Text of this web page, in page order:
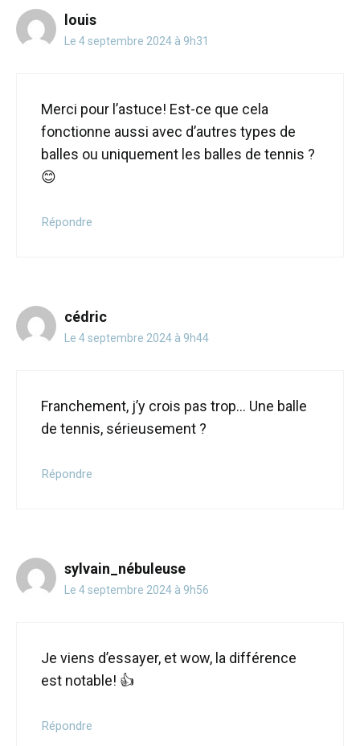
louis
Le 4 septembre 2024 à 9h31
Merci pour l’astuce! Est-ce que cela
fonctionne aussi avec d’autres types de
balles ou uniquement les balles de tennis ?
😊
Répondre
cédric
Le 4 septembre 2024 à 9h44
Franchement, j’y crois pas trop… Une balle
de tennis, sérieusement ?
Répondre
sylvain_nébuleuse
Le 4 septembre 2024 à 9h56
Je viens d’essayer, et wow, la différence
est notable! 👍
Répondre